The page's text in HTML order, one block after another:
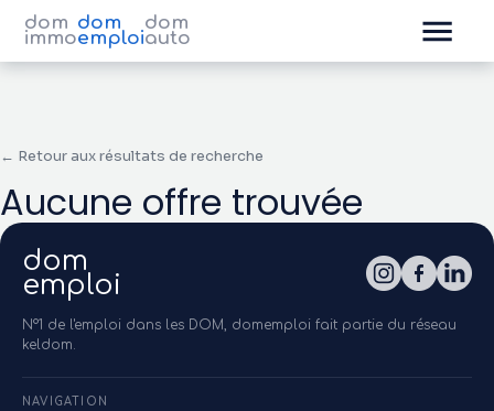
dom
immo
dom
emploi
dom
auto
← Retour aux résultats de recherche
Aucune offre trouvée
dom
emploi
N°1 de l'emploi dans les DOM, domemploi fait partie du réseau
keldom.
NAVIGATION